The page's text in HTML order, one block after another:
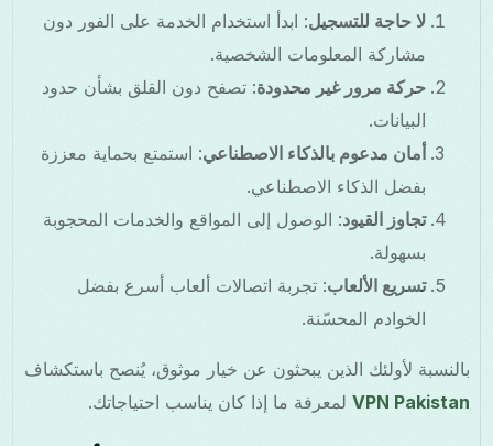
لا حاجة للتسجيل: ابدأ استخدام الخدمة على الفور دون
مشاركة المعلومات الشخصية.
حركة مرور غير محدودة: تصفح دون القلق بشأن حدود
البيانات.
أمان مدعوم بالذكاء الاصطناعي: استمتع بحماية معززة
بفضل الذكاء الاصطناعي.
تجاوز القيود: الوصول إلى المواقع والخدمات المحجوبة
بسهولة.
تسريع الألعاب: تجربة اتصالات ألعاب أسرع بفضل
الخوادم المحسّنة.
بالنسبة لأولئك الذين يبحثون عن خيار موثوق، يُنصح باستكشاف
VPN Pakistan لمعرفة ما إذا كان يناسب احتياجاتك.